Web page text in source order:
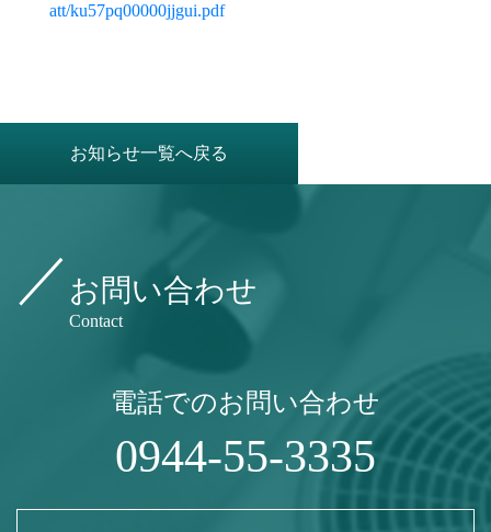
att/ku57pq00000jjgui.pdf
お知らせ一覧へ戻る
お問い合わせ
Contact
電話でのお問い合わせ
0944-55-3335